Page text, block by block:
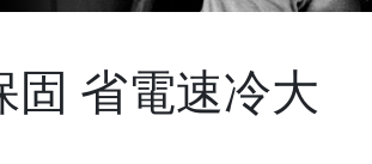
固 省電速冷大